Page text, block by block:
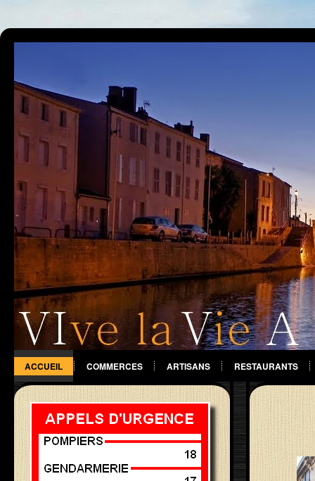
ACCUEIL COMMERCES ARTISANS RESTAURANTS
DIVERS